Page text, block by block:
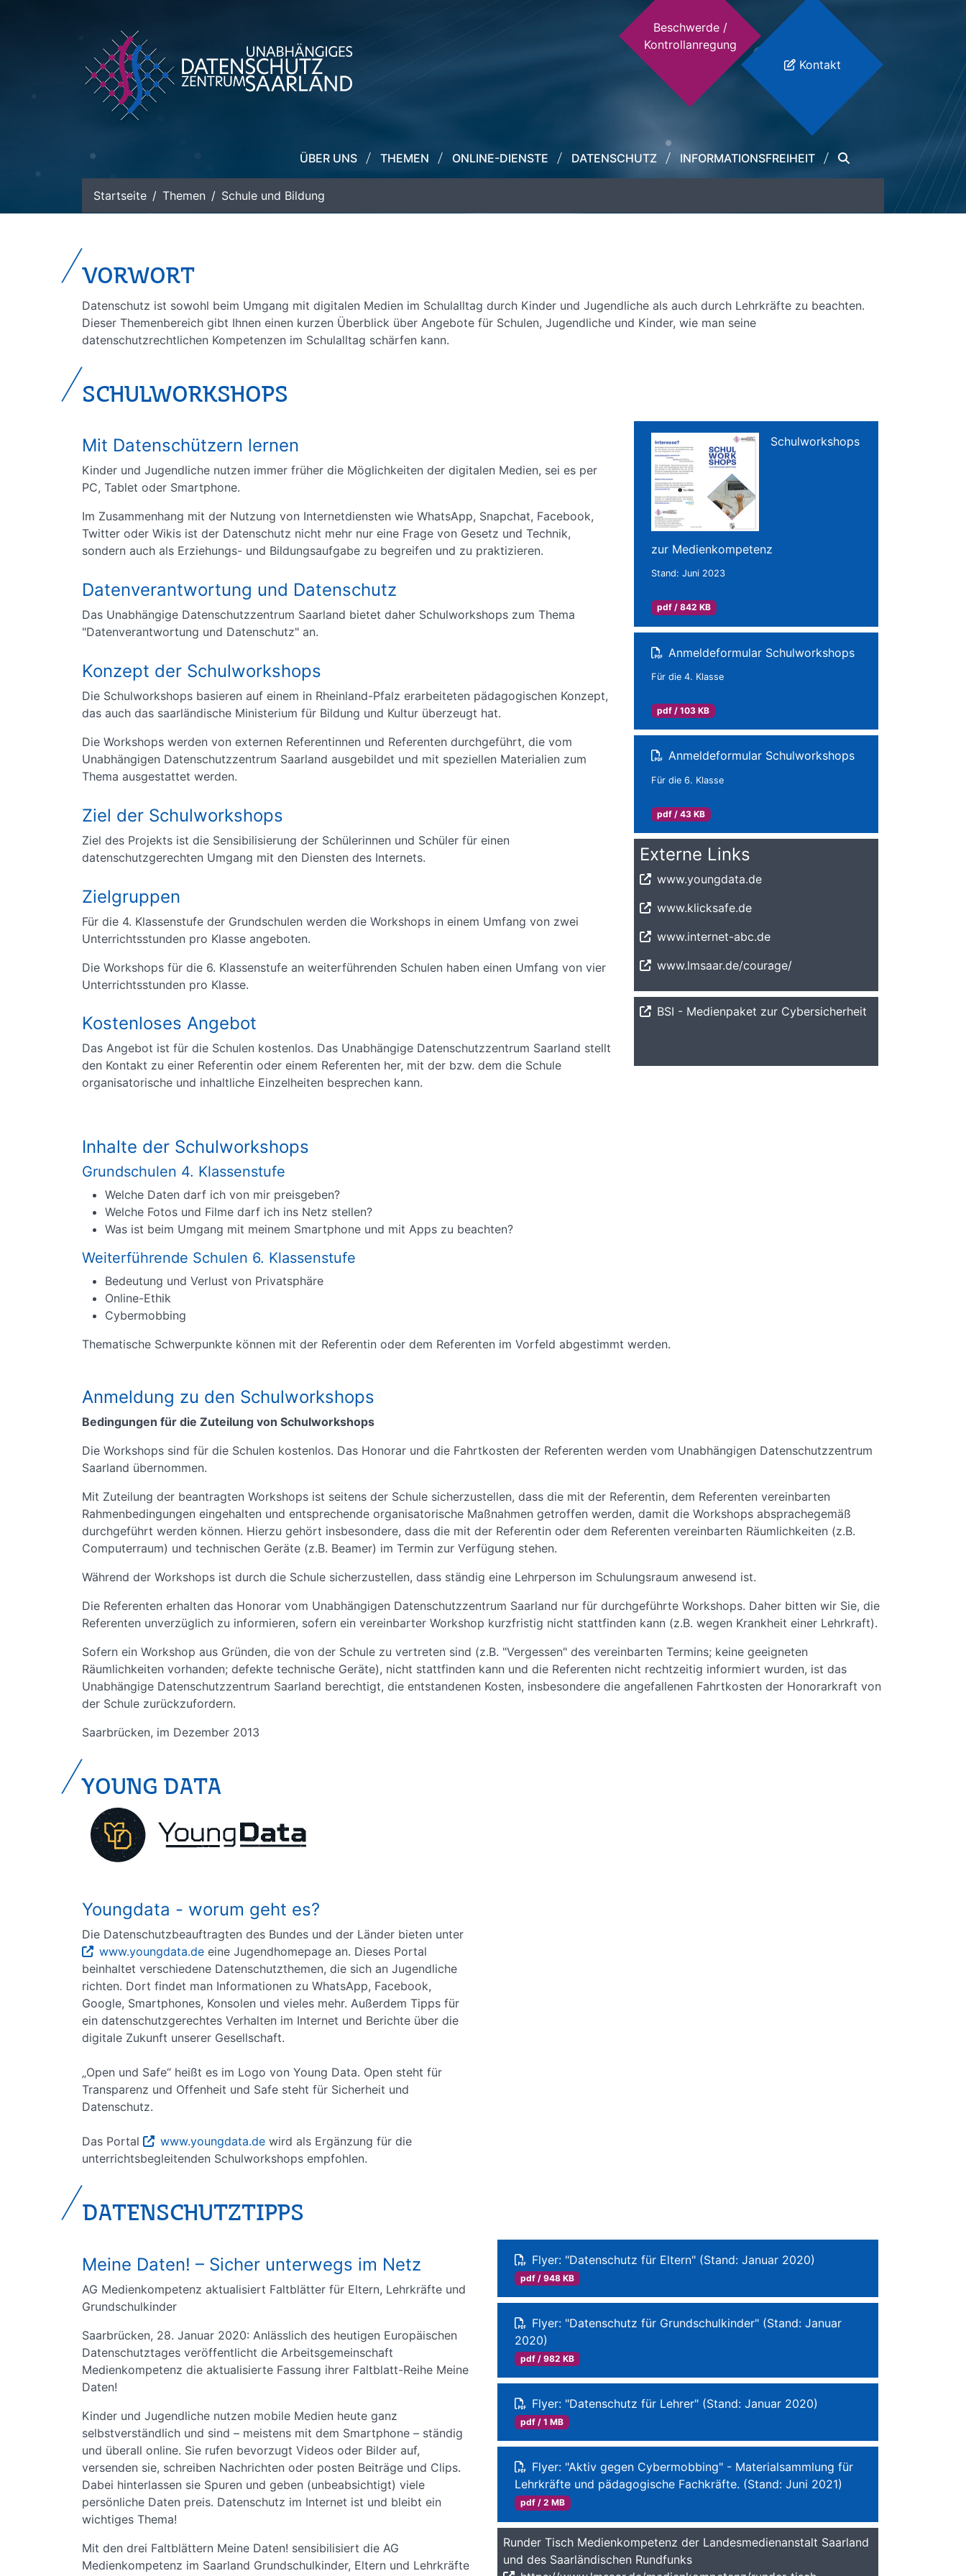
ÜBER UNS THEMEN ONLINE-DIENSTE DATENSCHUTZ INFORMATIONSFREIHEIT
Beschwerde /
Kontrollanregung
Kontakt
Startseite Themen Schule und Bildung
VORWORT
Datenschutz ist sowohl beim Umgang mit digitalen Medien im Schulalltag durch Kinder und Jugendliche als auch durch Lehrkräfte zu beachten.
Dieser Themenbereich gibt Ihnen einen kurzen Überblick über Angebote für Schulen, Jugendliche und Kinder, wie man seine
datenschutzrechtlichen Kompetenzen im Schulalltag schärfen kann.
SCHULWORKSHOPS
Mit Datenschützern lernen
Kinder und Jugendliche nutzen immer früher die Möglichkeiten der digitalen Medien, sei es per
PC, Tablet oder Smartphone.
Im Zusammenhang mit der Nutzung von Internetdiensten wie WhatsApp, Snapchat, Facebook,
Twitter oder Wikis ist der Datenschutz nicht mehr nur eine Frage von Gesetz und Technik,
sondern auch als Erziehungs- und Bildungsaufgabe zu begreifen und zu praktizieren.
Datenverantwortung und Datenschutz
Das Unabhängige Datenschutzzentrum Saarland bietet daher Schulworkshops zum Thema
"Datenverantwortung und Datenschutz" an.
Konzept der Schulworkshops
Die Schulworkshops basieren auf einem in Rheinland-Pfalz erarbeiteten pädagogischen Konzept,
das auch das saarländische Ministerium für Bildung und Kultur überzeugt hat.
Die Workshops werden von externen Referentinnen und Referenten durchgeführt, die vom
Unabhängigen Datenschutzzentrum Saarland ausgebildet und mit speziellen Materialien zum
Thema ausgestattet werden.
Ziel der Schulworkshops
Ziel des Projekts ist die Sensibilisierung der Schülerinnen und Schüler für einen
datenschutzgerechten Umgang mit den Diensten des Internets.
Zielgruppen
Für die 4. Klassenstufe der Grundschulen werden die Workshops in einem Umfang von zwei
Unterrichtsstunden pro Klasse angeboten.
Die Workshops für die 6. Klassenstufe an weiterführenden Schulen haben einen Umfang von vier
Unterrichtsstunden pro Klasse.
Kostenloses Angebot
Das Angebot ist für die Schulen kostenlos. Das Unabhängige Datenschutzzentrum Saarland stellt
den Kontakt zu einer Referentin oder einem Referenten her, mit der bzw. dem die Schule
organisatorische und inhaltliche Einzelheiten besprechen kann.
Schulworkshops
zur Medienkompetenz
Stand: Juni 2023
pdf / 842 KB
Anmeldeformular Schulworkshops
Für die 4. Klasse
pdf / 103 KB
Anmeldeformular Schulworkshops
Für die 6. Klasse
pdf / 43 KB
Externe Links
www.youngdata.de
www.klicksafe.de
www.internet-abc.de
www.lmsaar.de/courage/
BSI - Medienpaket zur Cybersicherheit
Inhalte der Schulworkshops
Grundschulen 4. Klassenstufe
Welche Daten darf ich von mir preisgeben?
Welche Fotos und Filme darf ich ins Netz stellen?
Was ist beim Umgang mit meinem Smartphone und mit Apps zu beachten?
Weiterführende Schulen 6. Klassenstufe
Bedeutung und Verlust von Privatsphäre
Online-Ethik
Cybermobbing
Thematische Schwerpunkte können mit der Referentin oder dem Referenten im Vorfeld abgestimmt werden.
Anmeldung zu den Schulworkshops
Bedingungen für die Zuteilung von Schulworkshops
Die Workshops sind für die Schulen kostenlos. Das Honorar und die Fahrtkosten der Referenten werden vom Unabhängigen Datenschutzzentrum
Saarland übernommen.
Mit Zuteilung der beantragten Workshops ist seitens der Schule sicherzustellen, dass die mit der Referentin, dem Referenten vereinbarten
Rahmenbedingungen eingehalten und entsprechende organisatorische Maßnahmen getroffen werden, damit die Workshops absprachegemäß
durchgeführt werden können. Hierzu gehört insbesondere, dass die mit der Referentin oder dem Referenten vereinbarten Räumlichkeiten (z.B.
Computerraum) und technischen Geräte (z.B. Beamer) im Termin zur Verfügung stehen.
Während der Workshops ist durch die Schule sicherzustellen, dass ständig eine Lehrperson im Schulungsraum anwesend ist.
Die Referenten erhalten das Honorar vom Unabhängigen Datenschutzzentrum Saarland nur für durchgeführte Workshops. Daher bitten wir Sie, die
Referenten unverzüglich zu informieren, sofern ein vereinbarter Workshop kurzfristig nicht stattfinden kann (z.B. wegen Krankheit einer Lehrkraft).
Sofern ein Workshop aus Gründen, die von der Schule zu vertreten sind (z.B. "Vergessen" des vereinbarten Termins; keine geeigneten
Räumlichkeiten vorhanden; defekte technische Geräte), nicht stattfinden kann und die Referenten nicht rechtzeitig informiert wurden, ist das
Unabhängige Datenschutzzentrum Saarland berechtigt, die entstandenen Kosten, insbesondere die angefallenen Fahrtkosten der Honorarkraft von
der Schule zurückzufordern.
Saarbrücken, im Dezember 2013
YOUNG DATA
Youngdata - worum geht es?
Die Datenschutzbeauftragten des Bundes und der Länder bieten unter
www.youngdata.de eine Jugendhomepage an. Dieses Portal
beinhaltet verschiedene Datenschutzthemen, die sich an Jugendliche
richten. Dort findet man Informationen zu WhatsApp, Facebook,
Google, Smartphones, Konsolen und vieles mehr. Außerdem Tipps für
ein datenschutzgerechtes Verhalten im Internet und Berichte über die
digitale Zukunft unserer Gesellschaft.
„Open und Safe“ heißt es im Logo von Young Data. Open steht für
Transparenz und Offenheit und Safe steht für Sicherheit und
Datenschutz.
Das Portal www.youngdata.de wird als Ergänzung für die
unterrichtsbegleitenden Schulworkshops empfohlen.
DATENSCHUTZTIPPS
Meine Daten! – Sicher unterwegs im Netz
AG Medienkompetenz aktualisiert Faltblätter für Eltern, Lehrkräfte und
Grundschulkinder
Saarbrücken, 28. Januar 2020: Anlässlich des heutigen Europäischen
Datenschutztages veröffentlicht die Arbeitsgemeinschaft
Medienkompetenz die aktualisierte Fassung ihrer Faltblatt-Reihe Meine
Daten!
Kinder und Jugendliche nutzen mobile Medien heute ganz
selbstverständlich und sind – meistens mit dem Smartphone – ständig
und überall online. Sie rufen bevorzugt Videos oder Bilder auf,
versenden sie, schreiben Nachrichten oder posten Beiträge und Clips.
Dabei hinterlassen sie Spuren und geben (unbeabsichtigt) viele
persönliche Daten preis. Datenschutz im Internet ist und bleibt ein
wichtiges Thema!
Mit den drei Faltblättern Meine Daten! sensibilisiert die AG
Medienkompetenz im Saarland Grundschulkinder, Eltern und Lehrkräfte
Flyer: "Datenschutz für Eltern" (Stand: Januar 2020)
pdf / 948 KB
Flyer: "Datenschutz für Grundschulkinder" (Stand: Januar
2020)
pdf / 982 KB
Flyer: "Datenschutz für Lehrer" (Stand: Januar 2020)
pdf / 1 MB
Flyer: "Aktiv gegen Cybermobbing" - Materialsammlung für
Lehrkräfte und pädagogische Fachkräfte. (Stand: Juni 2021)
pdf / 2 MB
Runder Tisch Medienkompetenz der Landesmedienanstalt Saarland
und des Saarländischen Rundfunks